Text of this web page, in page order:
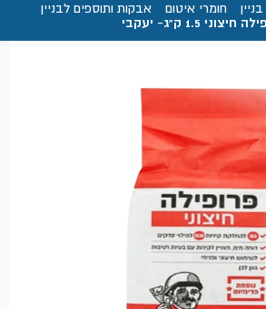
חומרי איטום אבקות ותוספים לבניין
חיצוני 1.5 ק"ג- יעקבי